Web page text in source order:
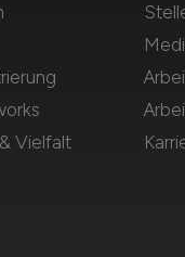
Vielfalt